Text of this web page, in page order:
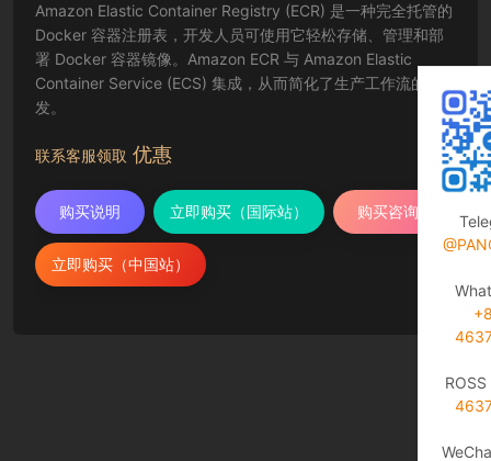
Amazon Elastic Container Registry (ECR) 是一种完全托管的
Docker 容器注册表，开发人员可使用它轻松存储、管理和部
署 Docker 容器镜像。Amazon ECR 与 Amazon Elastic
Container Service (ECS) 集成，从而简化了生产工作流的开
发。
联系客服领取 优惠
购买说明 立即购买（国际站） 购买咨询
立即购买（中国站）